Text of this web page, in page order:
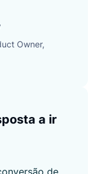
Owner,
a ir
de